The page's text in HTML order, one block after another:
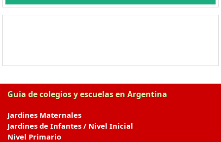
Guia de colegios y escuelas en Argentina
Jardines Maternales
Jardines de Infantes / Nivel Inicial
Nivel Primario